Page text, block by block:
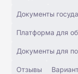
Документы
Платформа для
Документы для
Отзывы